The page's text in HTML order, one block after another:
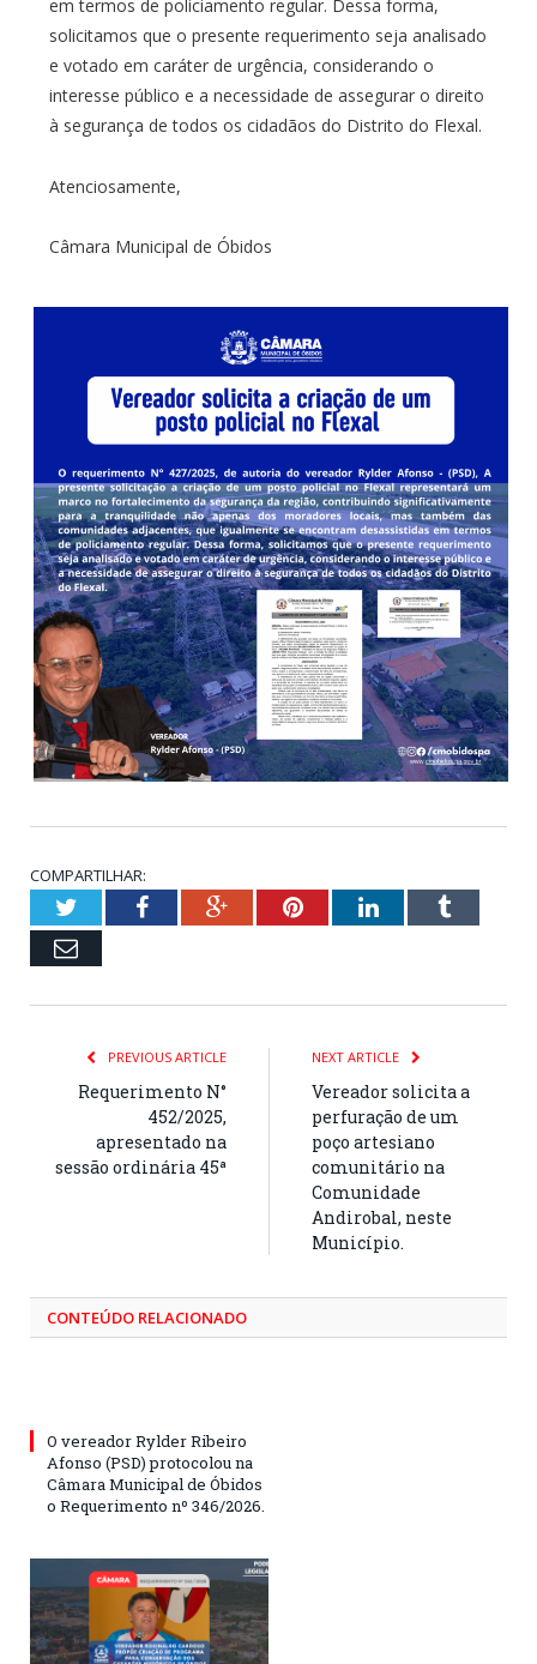
em termos de policiamento regular. Dessa forma,
solicitamos que o presente requerimento seja analisado
e votado em caráter de urgência, considerando o
interesse público e a necessidade de assegurar o direito
à segurança de todos os cidadãos do Distrito do Flexal.
Atenciosamente,
Câmara Municipal de Óbidos
COMPARTILHAR:
TwitterFacebookGoogle+PinterestLinkedInTumblr
Email
PREVIOUS ARTICLE
Requerimento N°
452/2025,
apresentado na
sessão ordinária 45ª
NEXT ARTICLE
Vereador solicita a
perfuração de um
poço artesiano
comunitário na
Comunidade
Andirobal, neste
Município.
CONTEÚDO RELACIONADO
O vereador Rylder Ribeiro
Afonso (PSD) protocolou na
Câmara Municipal de Óbidos
o Requerimento nº 346/2026.